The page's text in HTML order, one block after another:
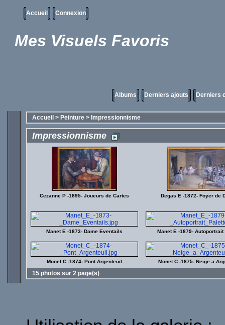
Accueil Connexion
Mes Visuels Favoris
Albums Derniers ajouts Derniers
Accueil > Peinture > Impressionnisme
Impressionnisme
Cezanne P -1895- Joueurs de Cartes Degas E -1872- Foyer de
Manet E -1873- Dame Eventails Manet E -1879- Autoportrait
Monet C -1874- Pont Argenteuil Monet C -1875- Neige a
15 photos sur 2 page(s)